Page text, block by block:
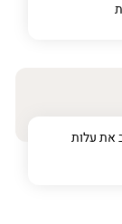
את עלות